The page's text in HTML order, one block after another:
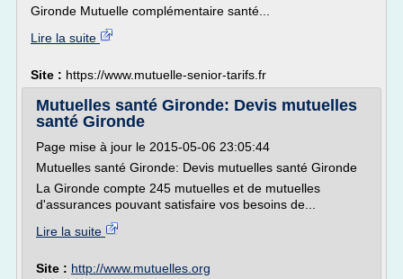
Gironde Mutuelle complémentaire santé...
Lire la suite
Site : https://www.mutuelle-senior-tarifs.fr
Mutuelles santé Gironde: Devis mutuelles
santé Gironde
Page mise à jour le 2015-05-06 23:05:44
Mutuelles santé Gironde: Devis mutuelles santé Gironde
La Gironde compte 245 mutuelles et de mutuelles
d'assurances pouvant satisfaire vos besoins de...
Lire la suite
Site : http://www.mutuelles.org